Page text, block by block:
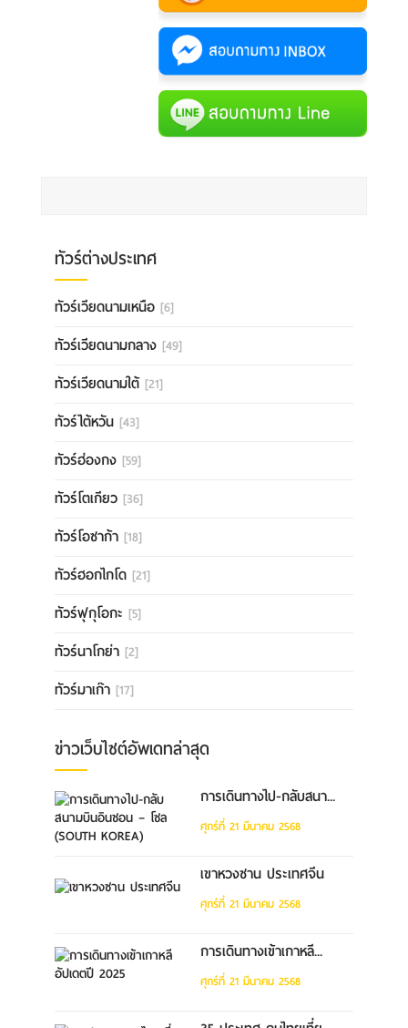
ทัวร์ต่างประเทศ
ทัวร์เวียดนามเหนือ [6]
ทัวร์เวียดนามกลาง [49]
ทัวร์เวียดนามใต้ [21]
ทัวร์ไต้หวัน [43]
ทัวร์ฮ่องกง [59]
ทัวร์โตเกียว [36]
ทัวร์โอซาก้า [18]
ทัวร์ฮอกไกโด [21]
ทัวร์ฟุกุโอกะ [5]
ทัวร์นาโกย่า [2]
ทัวร์มาเก๊า [17]
ข่าวเว็บไซต์อัพเดทล่าสุด
การเดินทางไป-กลับสนา...
ศุกร์ที่ 21 มีนาคม 2568
เขาหวงซาน ประเทศจีน
ศุกร์ที่ 21 มีนาคม 2568
การเดินทางเข้าเกาหลี...
ศุกร์ที่ 21 มีนาคม 2568